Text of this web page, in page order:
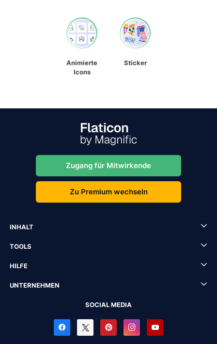
Animierte
Icons
Sticker
Zugang für Mitwirkende
Zu Premium wechseln
INHALT
TOOLS
HILFE
UNTERNEHMEN
SOCIAL MEDIA